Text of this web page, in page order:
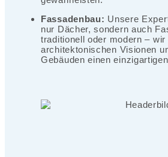
Fassadenbau: Unsere
nur Dächer, sondern auch
traditionell oder modern –
architektonischen Visionen
Gebäuden einen